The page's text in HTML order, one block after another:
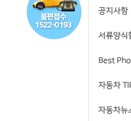
공지사항
서류양식
Best
자동차
자동차뉴